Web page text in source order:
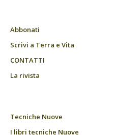
Abbonati
Scrivi a Terra e Vita
CONTATTI
La rivista
Tecniche Nuove
I libri tecniche Nuove